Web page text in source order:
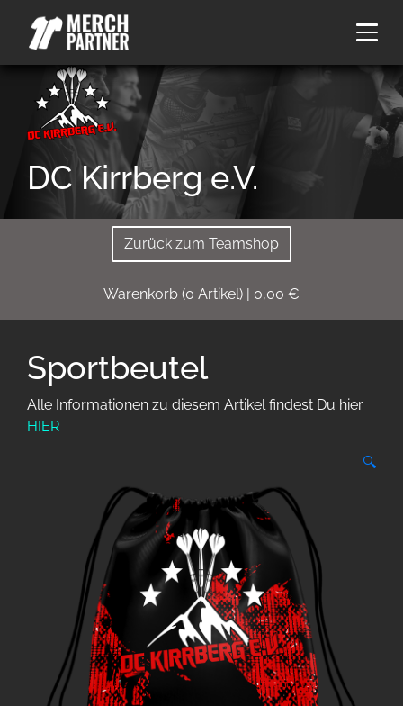
DC Kirrberg e.V.
Zurück zum Teamshop
Warenkorb (0 Artikel) | 0,00 €
Sportbeutel
Alle Informationen zu diesem Artikel findest Du hier
HIER
🔍